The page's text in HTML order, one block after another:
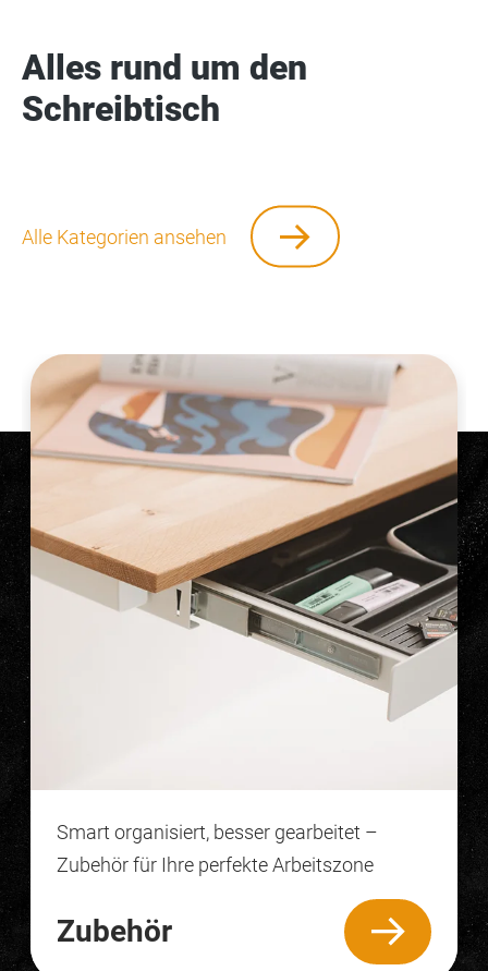
Alles rund um den
Schreibtisch
Alle Kategorien ansehen
Smart organisiert, besser gearbeitet –
Zubehör für Ihre perfekte Arbeitszone
Zubehör